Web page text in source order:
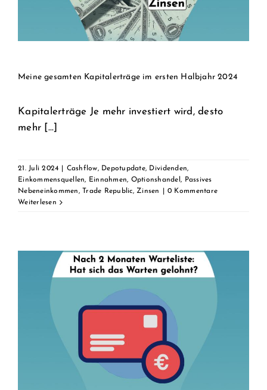
Meine gesamten Kapitalerträge im ersten Halbjahr 2024
Kapitalerträge Je mehr investiert wird, desto
mehr [...]
21. Juli 2024 Cashflow, Depotupdate, Dividenden,
Einkommensquellen, Einnahmen, Optionshandel, Passives
Nebeneinkommen, Trade Republic,Zinsen
0 Kommentare
Weiterlesen